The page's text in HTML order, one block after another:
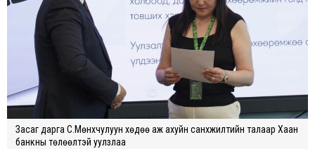
Засаг дарга С.Мөнхчулуун хөдөө аж ахуйн санхүүжилтийн талаар Хаан
банкны төлөөлтэй уулзлаа